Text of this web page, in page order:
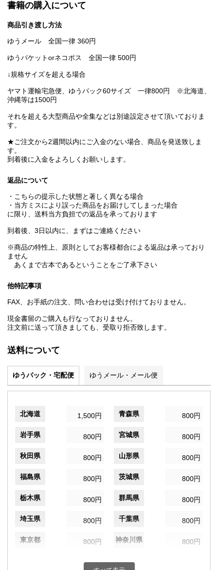
書籍の購入について
商品引き渡し方法
ゆうメール 全国一律 360円
ゆうパケットorネコポス 全国一律 500円
↓規格サイズを超える場合
ヤマト運輸宅急便、ゆうパック60サイズ 一律800円 ※北海道、
沖縄等は1500円
それを超える大型商品や全集などは別途設定させて頂いておりま
す。
★ご注文から2週間以内にご入金のない場合、商品を発送致しま
す。
到着後に入金をよろしくお願いします。
返品について
・こちらの提示した状態と著しく異なる場合
・当方ミスにより誤った商品をお届けしてしまった場合
に限り、送料当方負担での返品を承っております
到着後、3日以内に、まずはご連絡ください
※商品の特性上、原則としてお客様都合による返品は承っており
ません
あくまで古本であるということをご了承下さい
他特記事項
FAX、お手紙の注文、問い合わせは受け付けておりません。
現金書留のご購入も行なっておりません。
注文前に送って頂きましても、受取り拒否致します。
送料について
ゆうパック・宅配便 ゆうメール・メール便
北海道 1,500円 青森県 800円
岩手県 800円 宮城県 800円
秋田県 800円 山形県 800円
福島県 800円 茨城県 800円
栃木県 800円 群馬県 800円
埼玉県 800円 千葉県 800円
東京都 800円 神奈川県 800円
800円 富山県